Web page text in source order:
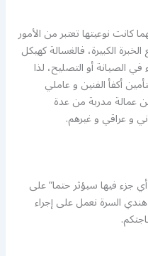
كانت نوعيتها تعتبر من الأمور
الكبيرة، فالغسالة كهيكل
الصيانة أو التصليح، لذا
أكفأ الفنين و عاملي
عمالة مدربة من عدة
و عراقي و غيرهم.
جزء فيها سيؤثر حتما” على
السرة نعمل على إجراء